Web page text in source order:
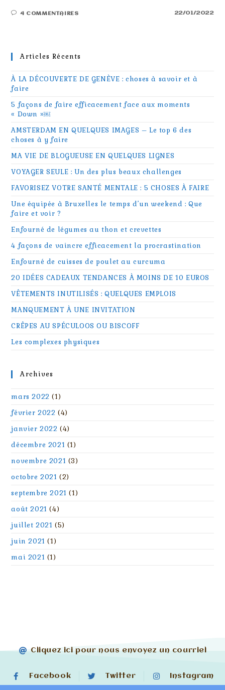
4 COMMENTAIRES 22/01/2022
Articles Récents
À LA DÉCOUVERTE DE GENÈVE : choses à savoir et à
faire
5 façons de faire efficacement face aux moments
« Down »￼
AMSTERDAM EN QUELQUES IMAGES – Le top 6 des
choses à y faire
MA VIE DE BLOGUEUSE EN QUELQUES LIGNES
VOYAGER SEULE : Un des plus beaux challenges
FAVORISEZ VOTRE SANTÉ MENTALE : 5 CHOSES À FAIRE
Une équipée à Bruxelles le temps d’un weekend : Que
faire et voir ?
Enfourné de légumes au thon et crevettes
4 façons de vaincre efficacement la procrastination
Enfourné de cuisses de poulet au curcuma
20 IDÉES CADEAUX TENDANCES À MOINS DE 10 EUROS
VÊTEMENTS INUTILISÉS : QUELQUES EMPLOIS
MANQUEMENT À UNE INVITATION
CRÊPES AU SPÉCULOOS OU BISCOFF
Les complexes physiques
Archives
mars 2022 (1)
février 2022 (4)
janvier 2022 (4)
décembre 2021 (1)
novembre 2021 (3)
octobre 2021 (2)
septembre 2021 (1)
août 2021 (4)
juillet 2021 (5)
juin 2021 (1)
mai 2021 (1)
Cliquez ici pour nous envoyez un courriel
Facebook Twitter Instagram